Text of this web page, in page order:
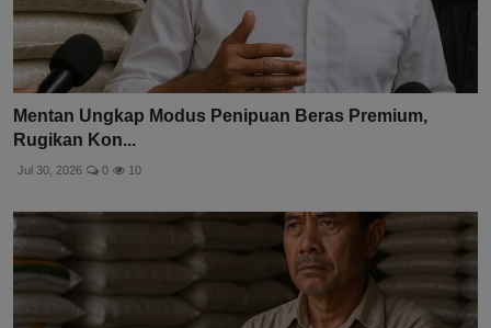
Mentan Ungkap Modus Penipuan Beras Premium,
Rugikan Kon...
Jul 30, 2026 0 10